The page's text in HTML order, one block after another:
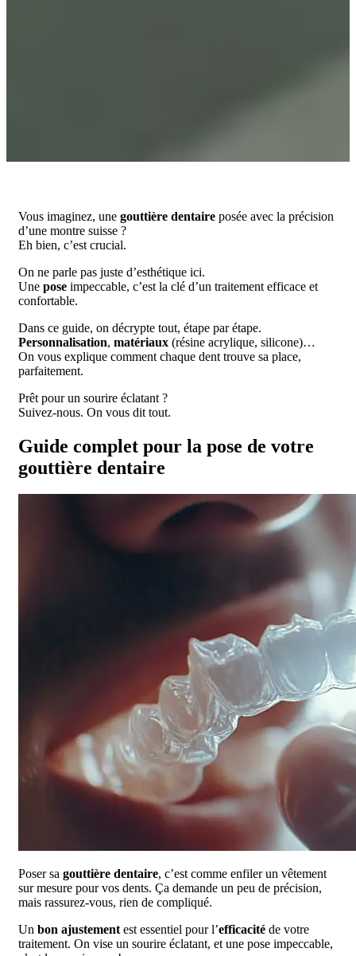
Vous imaginez, une gouttière dentaire posée avec la précision
d’une montre suisse ?
Eh bien, c’est crucial.
On ne parle pas juste d’esthétique ici.
Une pose impeccable, c’est la clé d’un traitement efficace et
confortable.
Dans ce guide, on décrypte tout, étape par étape.
Personnalisation, matériaux (résine acrylique, silicone)…
On vous explique comment chaque dent trouve sa place,
parfaitement.
Prêt pour un sourire éclatant ?
Suivez-nous. On vous dit tout.
Guide complet pour la pose de votre
gouttière dentaire
Poser sa gouttière dentaire, c’est comme enfiler un vêtement
sur mesure pour vos dents. Ça demande un peu de précision,
mais rassurez-vous, rien de compliqué.
Un bon ajustementest essentiel pour l’efficacité de votre
traitement. On vise un sourire éclatant, et une pose impeccable,